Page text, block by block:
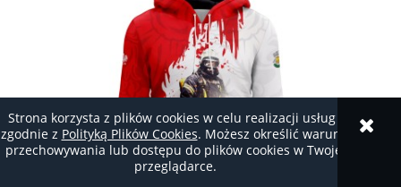
Strona korzysta z plików cookies w celu realizacji usług i
zgodnie z Polityką Plików Cookies. Możesz określić warunki
przechowywania lub dostępu do plików cookies w Twojej
przeglądarce.